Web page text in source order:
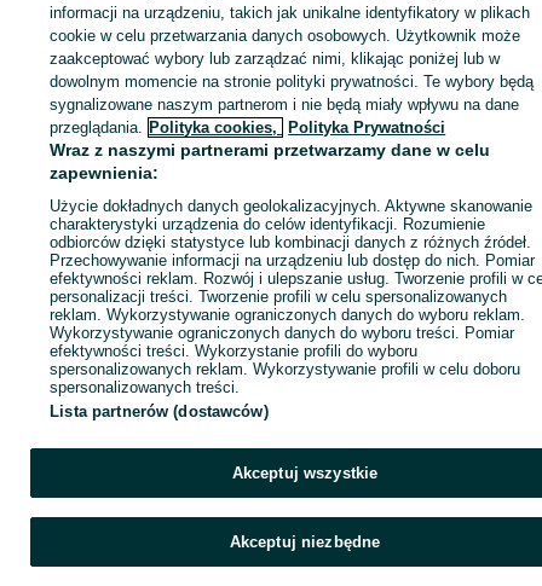
KATEGORIA
ID:829803476 Wyświetlenia:
Zadzwoń / SMS
informacji na urządzeniu, takich jak unikalne identyfikatory w plikach
cookie w celu przetwarzania danych osobowych. Użytkownik może
zaakceptować wybory lub zarządzać nimi, klikając poniżej lub w
dowolnym momencie na stronie polityki prywatności. Te wybory będą
sygnalizowane naszym partnerom i nie będą miały wpływu na dane
przeglądania. Polityka cookies, Polityka Prywatności
Wraz z naszymi partnerami przetwarzamy dane w celu
zapewnienia:
Użycie dokładnych danych geolokalizacyjnych. Aktywne skanowanie
charakterystyki urządzenia do celów identyfikacji. Rozumienie
odbiorców dzięki statystyce lub kombinacji danych z różnych źródeł.
Przechowywanie informacji na urządzeniu lub dostęp do nich. Pomiar
efektywności reklam. Rozwój i ulepszanie usług. Tworzenie profili w
personalizacji treści. Tworzenie profili w celu spersonalizowanych
reklam. Wykorzystywanie ograniczonych danych do wyboru reklam.
Wykorzystywanie ograniczonych danych do wyboru treści. Pomiar
efektywności treści. Wykorzystanie profili do wyboru
spersonalizowanych reklam. Wykorzystywanie profili w celu doboru
spersonalizowanych treści.
Lista partnerów (dostawców)
Akceptuj wszystkie
Akceptuj niezbędne